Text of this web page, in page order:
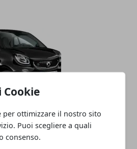
Cookie
per ottimizzare il nostro sito
Puoi scegliere a quali
consenso.
cinese, addio alla